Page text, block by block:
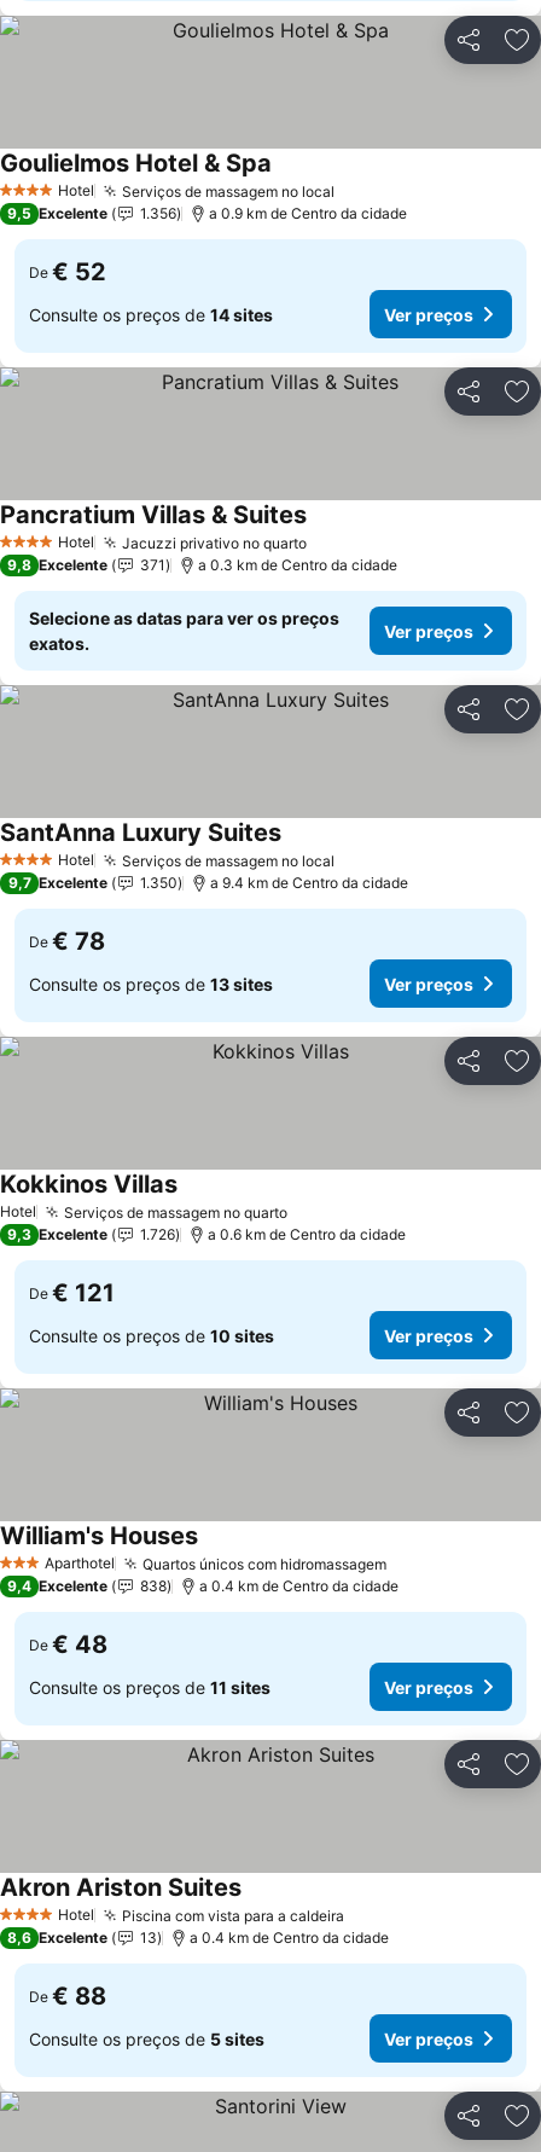
Partilhar
4 EstrelasHotel Serviços de massagem no local
Goulielmos Hotel & Spa
9,5 Excelente 1.356 a 0.9 km de Centro da cidade
De € 52
Consulte os preços de 14 sites Ver preços
Partilhar
4 EstrelasHotel Jacuzzi privativo no quartoVer preços
Pancratium Villas & SuitesVer preços
9,8 Excelente 371 a 0.3 km de Centro da cidade
Selecione as datas para ver os preços
exatos.
Ver preços
Partilhar
4 EstrelasHotel Serviços de massagem no local
SantAnna Luxury SuitesVer preços
9,7 Excelente 1.350 a 9.4 km de Centro da cidade
De € 78
Consulte os preços de 13 sites Ver preços
Partilhar
Hotel Serviços de massagem no quartoVer preços
Kokkinos VillasVer preços
9,3 Excelente 1.726 a 0.6 km de Centro da cidade
De € 121
Consulte os preços de 10 sites Ver preços
Partilhar
3 EstrelasAparthotel Quartos únicos com hidromassagemVer preços
William's HousesVer preços
9,4 Excelente 838 a 0.4 km de Centro da cidade
De € 48
Consulte os preços de 11 sites Ver preços
Partilhar
4 EstrelasHotel Piscina com vista para a caldeira
Akron Ariston SuitesVer preços
8,6 Excelente 13 a 0.4 km de Centro da cidade
De € 88
Consulte os preços de 5 sites Ver preços
Partilhar